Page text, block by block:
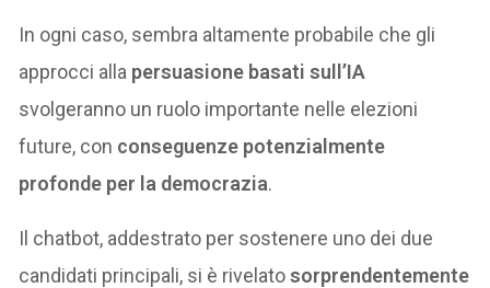
In ogni caso, sembra altamente probabile che gli
approcci alla persuasione basati sull’IA
svolgeranno un ruolo importante nelle elezioni
future, con conseguenze potenzialmente
profonde per la democrazia.
Il chatbot, addestrato per sostenere uno dei due
candidati principali, si è rivelatosorprendentemente